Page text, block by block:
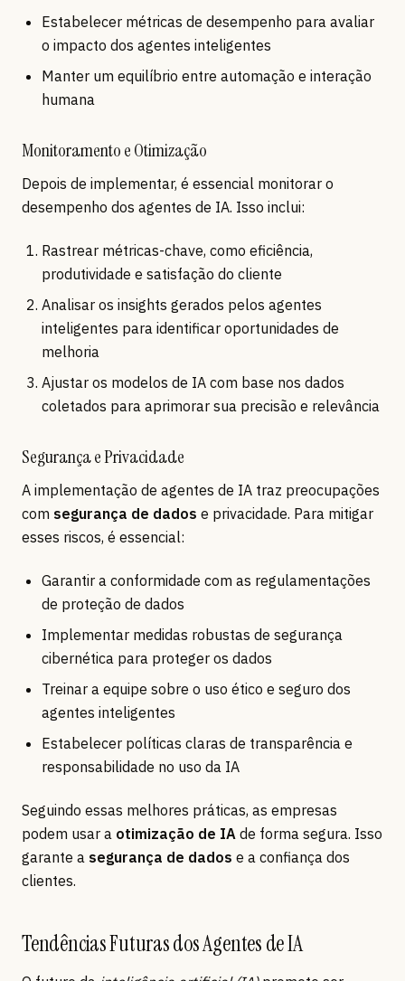
Estabelecer métricas de desempenho para avaliar
o impacto dos agentes inteligentes
Manter um equilíbrio entre automação e interação
humana
Monitoramento e Otimização
Depois de implementar, é essencial monitorar o
desempenho dos agentes de IA. Isso inclui:
Rastrear métricas-chave, como eficiência,
produtividade e satisfação do cliente
Analisar os insights gerados pelos agentes
inteligentes para identificar oportunidades de
melhoria
Ajustar os modelos de IA com base nos dados
coletados para aprimorar sua precisão e relevância
Segurança e Privacidade
A implementação de agentes de IA traz preocupações
com segurança de dados e privacidade. Para mitigar
esses riscos, é essencial:
Garantir a conformidade com as regulamentações
de proteção de dados
Implementar medidas robustas de segurança
cibernética para proteger os dados
Treinar a equipe sobre o uso ético e seguro dos
agentes inteligentes
Estabelecer políticas claras de transparência e
responsabilidade no uso da IA
Seguindo essas melhores práticas, as empresas
podem usar a otimização de IA de forma segura. Isso
garante a segurança de dados e a confiança dos
clientes.
Tendências Futuras dos Agentes de IA